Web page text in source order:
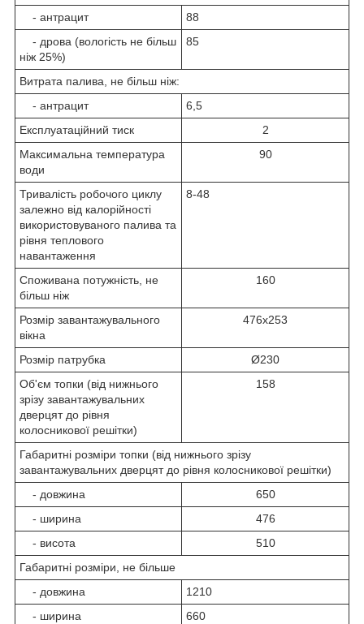
- антрацит
88
- дрова (вологість не більш
ніж 25%)
85
Витрата палива, не більш ніж:
- антрацит
6,5
Експлуатаційний тиск
2
Максимальна температура
води
90
Тривалість робочого циклу
залежно від калорійності
використовуваного палива та
рівня теплового
навантаження
8-48
Споживана потужність, не
більш ніж
160
Розмір завантажувального
вікна
476х253
Розмір патрубка
Ø230
Об'єм топки (від нижнього
зрізу завантажувальних
дверцят до рівня
колосникової решітки)
158
Габаритні розміри топки (від нижнього зрізу
завантажувальних дверцят до рівня колосникової решітки)
- довжина
650
- ширина
476
- висота
510
Габаритні розміри, не більше
- довжина
1210
- ширина
660